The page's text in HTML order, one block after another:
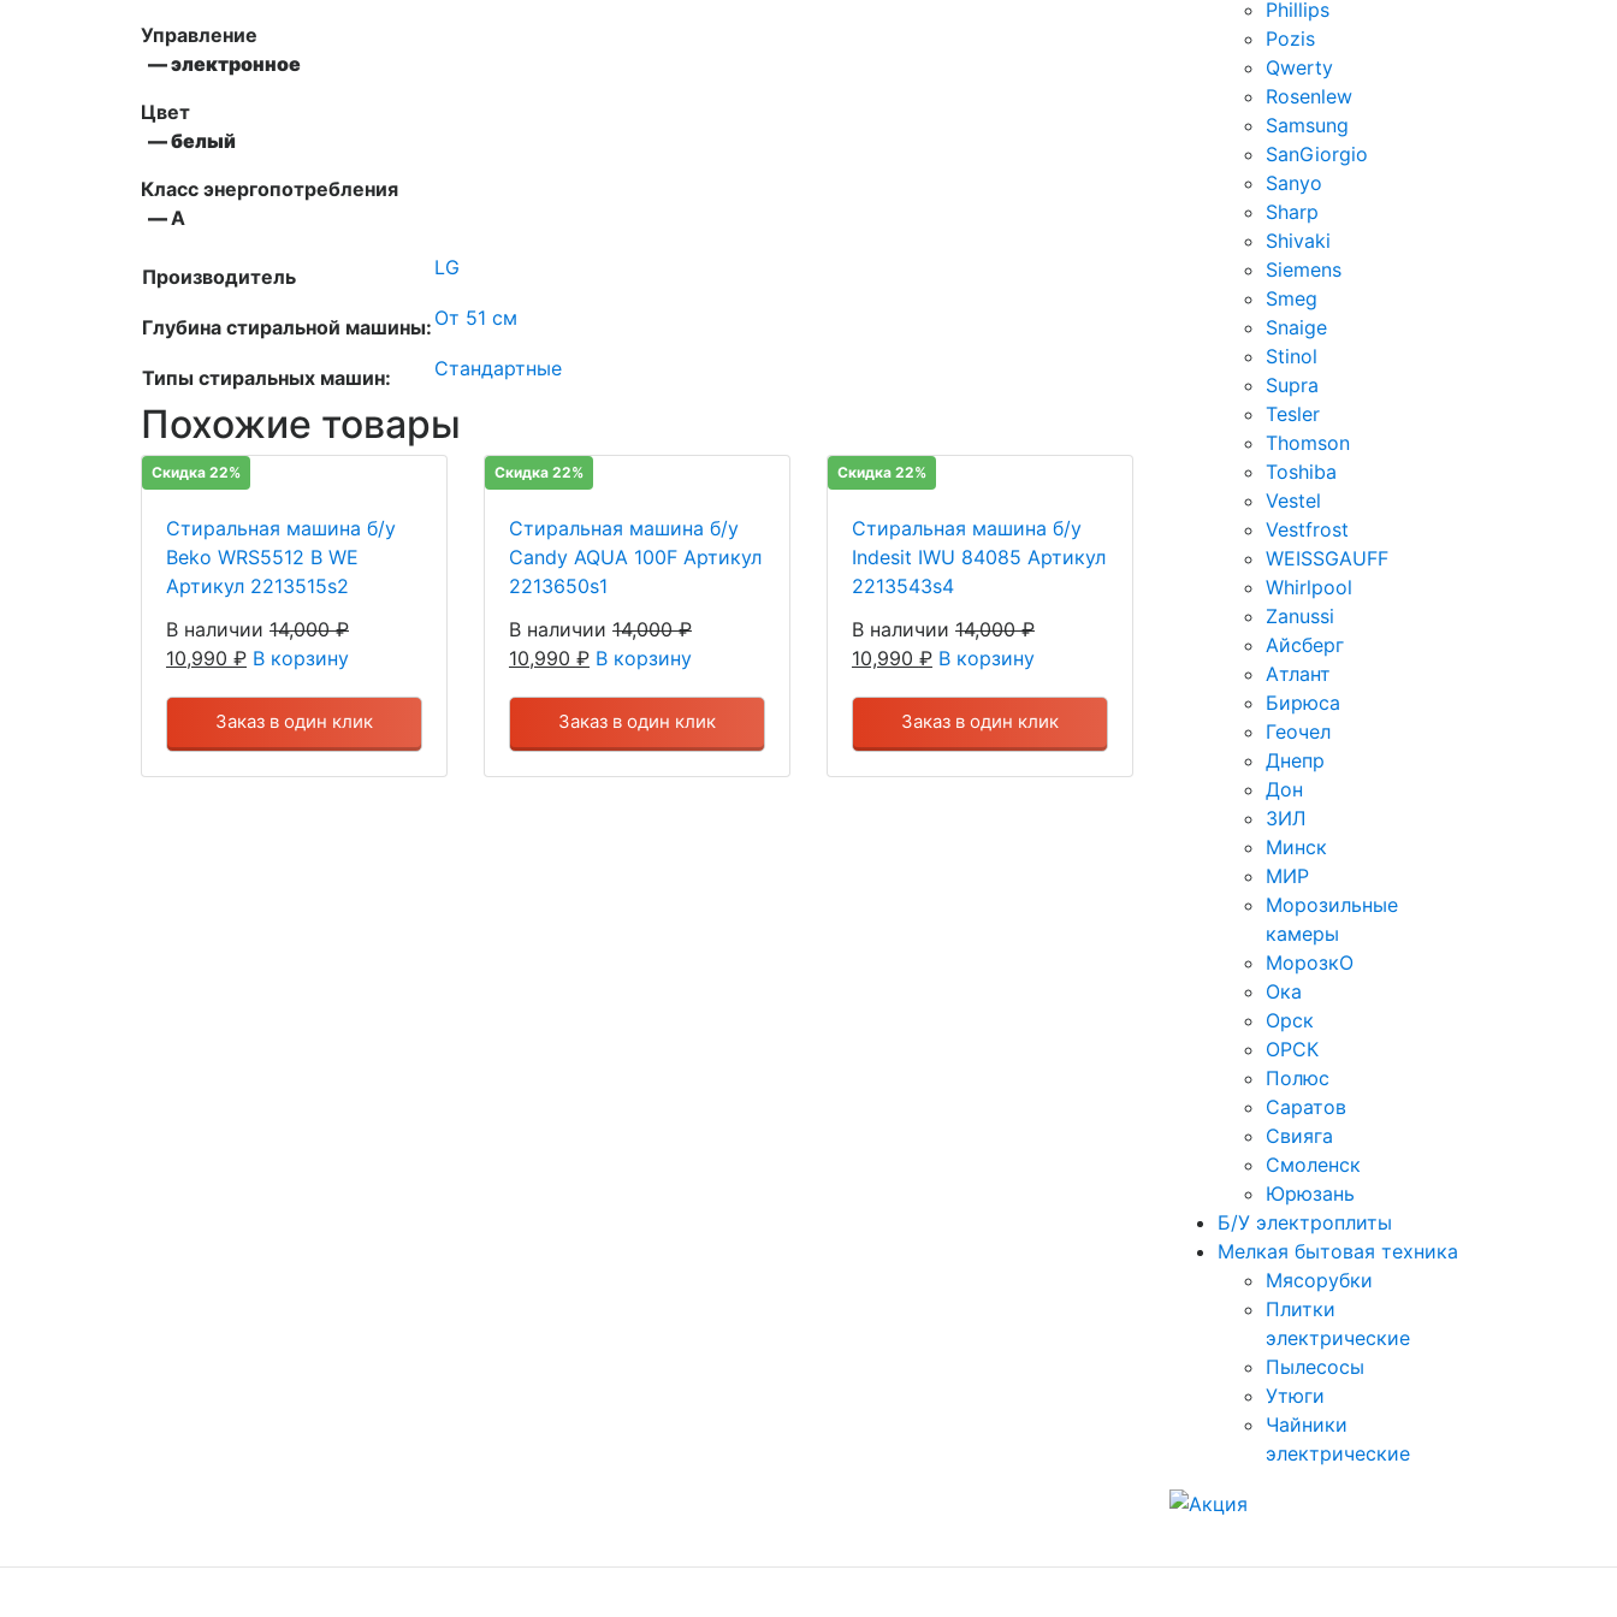
Управление
— электронное
Цвет
— белый
Класс энергопотребления
—А
Производитель LG
Глубина стиральной машины: От 51 см
Типы стиральных машин: Стандартные
Похожие товары
Скидка 22%
Стиральная машина б/у
Beko WRS5512 В WE
Артикул 2213515s2
В наличии 14,000₽
10,990 ₽ В корзину
Заказ в один клик
Скидка 22%
Стиральная машина б/у
Candy AQUA 100F Артикул
2213650s1
В наличии 14,000₽
10,990 ₽ В корзину
Заказ в один клик
Скидка 22%
Стиральная машина б/у
Indesit IWU 84085 Артикул
2213543s4
В наличии 14,000₽
10,990 ₽ В корзину
Заказ в один клик
Phillips
Pozis
Qwerty
Rosenlew
Samsung
SanGiorgio
Sanyo
Sharp
Shivaki
Siemens
Smeg
Snaige
Stinol
Supra
Tesler
Thomson
Toshiba
Vestel
Vestfrost
WEISSGAUFF
Whirlpool
Zanussi
Айсберг
Атлант
Бирюса
Геочел
Днепр
Дон
ЗИЛ
Минск
МИР
Морозильные
камеры
МорозкО
Ока
Орск
ОРСК
Полюс
Саратов
Свияга
Смоленск
Юрюзань
Б/У электроплиты
Мелкая бытовая техника
Мясорубки
Плитки
электрические
Пылесосы
Утюги
Чайники
электрические